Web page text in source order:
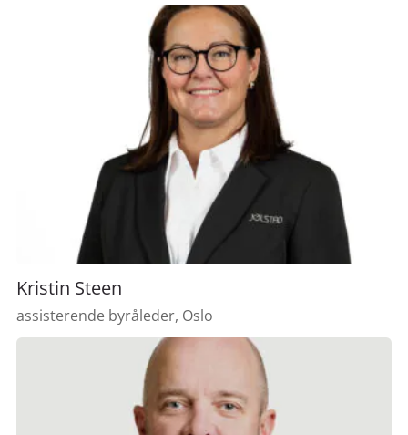
Kristin Steen
assisterende byråleder, Oslo